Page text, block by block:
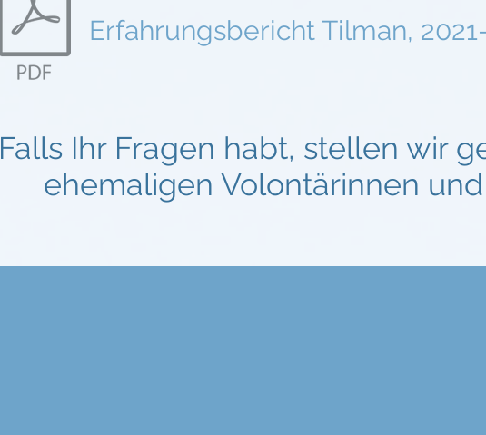
Erfahrungsbericht Tilman,
Falls Ihr Fragen habt, stellen wir
ehemaligen Volontärinnen